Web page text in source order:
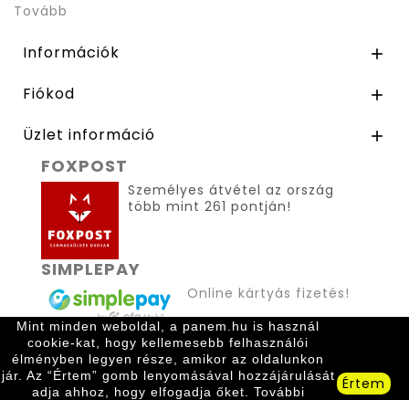
Tovább
Információk 
Fiókod 
Üzlet információ 
FOXPOST
Személyes átvétel az ország
több mint 261 pontján!
SIMPLEPAY
Online kártyás fizetés!
Mint minden weboldal, a panem.hu is használ
cookie-kat, hogy kellemesebb felhasználói
élményben legyen része, amikor az oldalunkon
jár. Az “Értem” gomb lenyomásával hozzájárulását
adja ahhoz, hogy elfogadja őket. További
Értem